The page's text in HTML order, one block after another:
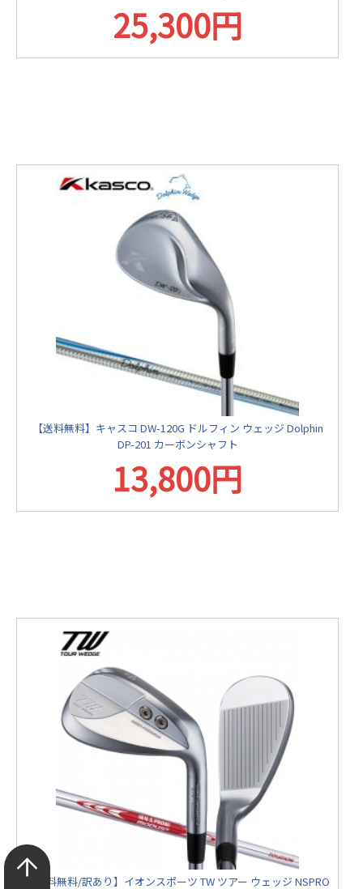
25,300円
【送料無料】キャスコ DW-120G ドルフィン ウェッジ Dolphin
DP-201 カーボンシャフト
13,800円
【送料無料/訳あり】イオンスポーツ TW ツアー ウェッジ NSPRO